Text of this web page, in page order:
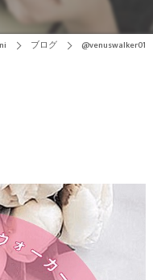
ブログ @venuswalker01